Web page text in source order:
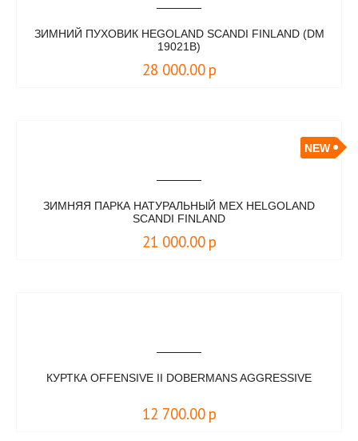
ЗИМНИЙ ПУХОВИК HEGOLAND SCANDI FINLAND (DM
19021B)
28 000.00 р
NEW
ЗИМНЯЯ ПАРКА НАТУРАЛЬНЫЙ МЕХ HELGOLAND
SCANDI FINLAND
21 000.00 р
КУРТКА OFFENSIVE II DOBERMANS AGGRESSIVE
12 700.00 р